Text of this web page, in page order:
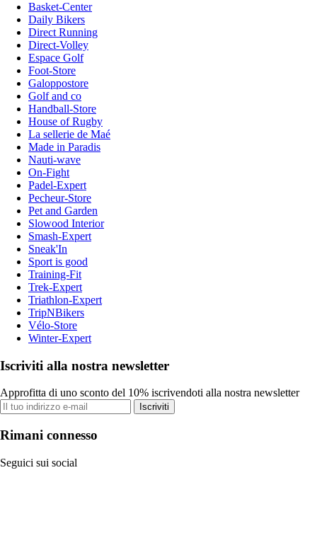
Basket-Center
Daily Bikers
Direct Running
Direct-Volley
Espace Golf
Foot-Store
Galoppostore
Golf and co
Handball-Store
House of Rugby
La sellerie de Maé
Made in Paradis
Nauti-wave
On-Fight
Padel-Expert
Pecheur-Store
Pet and Garden
Slowood Interior
Smash-Expert
Sneak'In
Sport is good
Training-Fit
Trek-Expert
Triathlon-Expert
TripNBikers
Vélo-Store
Winter-Expert
Iscriviti alla nostra newsletter
Approfitta di uno sconto del 10% iscrivendoti alla nostra newsletter
Iscriviti
Rimani connesso
Seguici sui social